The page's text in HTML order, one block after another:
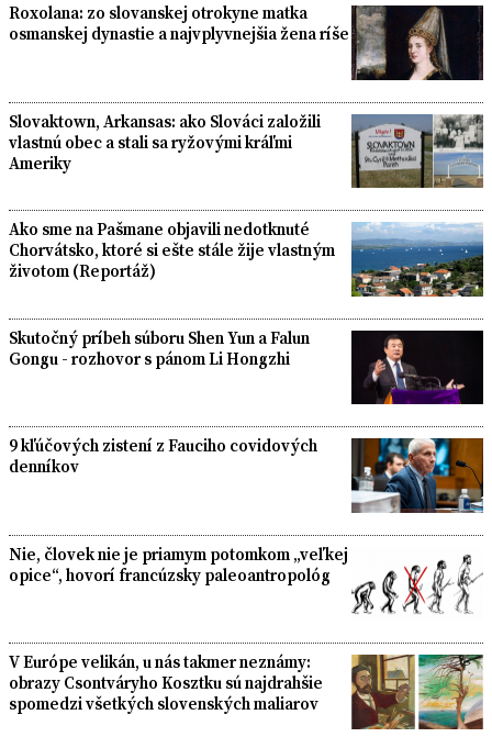
Roxolana: zo slovanskej otrokyne matka
osmanskej dynastie a najvplyvnejšia žena ríše
Slovaktown, Arkansas: ako Slováci založili
vlastnú obec a stali sa ryžovými kráľmi
Ameriky
Ako sme na Pašmane objavili nedotknuté
Chorvátsko, ktoré si ešte stále žije vlastným
životom (Reportáž)
Skutočný príbeh súboru Shen Yun a Falun
Gongu - rozhovor s pánom Li Hongzhi
9 kľúčových zistení z Fauciho covidových
denníkov
Nie, človek nie je priamym potomkom „veľkej
opice“, hovorí francúzsky paleoantropológ
V Európe velikán, u nás takmer neznámy:
obrazy Csontváryho Kosztku sú najdrahšie
spomedzi všetkých slovenských maliarov